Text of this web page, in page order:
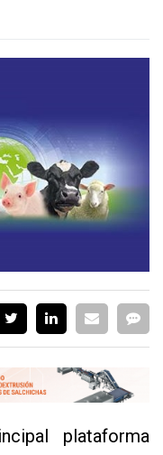
plataforma